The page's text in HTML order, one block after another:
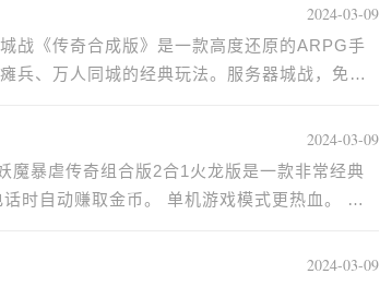
战《传奇合成版》是一款高度还原的ARPG手
兵、万人同城的经典玩法。服务器城战，免费
2024-03-09
魔暴虐传奇组合版2合1火龙版是一款非常经典
时自动赚取金币。 单机游戏模式更热血。 快
2024-03-09
2024-03-09